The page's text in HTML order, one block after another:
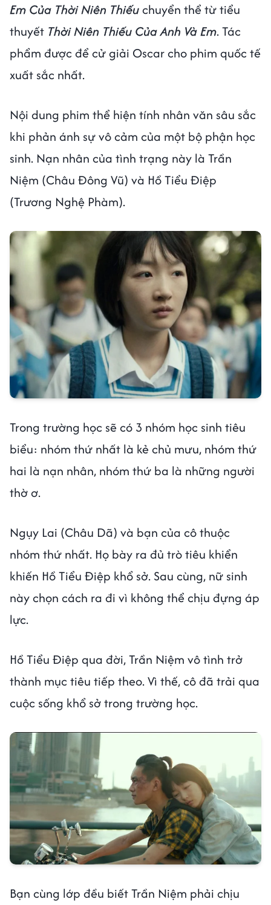
Em Của Thời Niên Thiếuchuyển thể từ tiểu
thuyết Thời Niên Thiếu Của Anh Và Em. Tác
phẩm được để cử giải Oscar cho phim quốc tế
xuất sắc nhất.
Nội dung phim thể hiện tính nhân văn sâu sắc
khi phản ánh sự vô cảm của một bộ phận học
sinh. Nạn nhân của tình trạng này là Trần
Niệm (Châu Đông Vũ) và Hồ Tiểu Điệp
(Trương Nghệ Phàm).
Trong trường học sẽ có 3 nhóm học sinh tiêu
biểu: nhóm thứ nhất là kẻ chủ mưu, nhóm thứ
hai là nạn nhân, nhóm thứ ba là những người
thờ ơ.
Ngụy Lai (Châu Dã) và bạn của cô thuộc
nhóm thứ nhất. Họ bày ra đủ trò tiêu khiển
khiến Hồ Tiểu Điệp khổ sở. Sau cùng, nữ sinh
này chọn cách ra đi vì không thể chịu đựng áp
lực.
Hồ Tiểu Điệp qua đời, Trần Niệm vô tình trở
thành mục tiêu tiếp theo. Vì thế, cô đã trải qua
cuộc sống khổ sở trong trường học.
Bạn cùng lớp đều biết Trần Niệm phải chịu